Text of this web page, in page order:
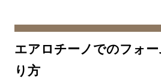
エアロチーノでのフォ
り方